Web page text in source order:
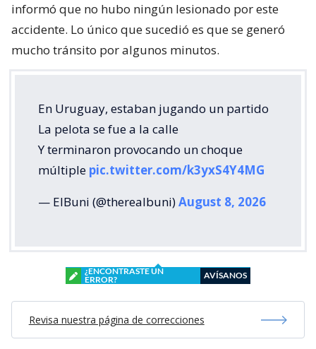
informó que no hubo ningún lesionado por este
accidente. Lo único que sucedió es que se generó
mucho tránsito por algunos minutos.
En Uruguay, estaban jugando un partido
La pelota se fue a la calle
Y terminaron provocando un choque
múltiple pic.twitter.com/k3yxS4Y4MG
— ElBuni (@therealbuni)August 8, 2026
¿ENCONTRASTE UN
ERROR?
AVÍSANOS
Revisa nuestra página de correcciones